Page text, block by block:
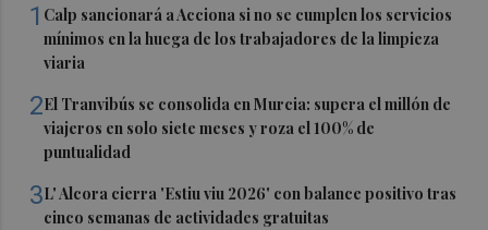
1 Calp sancionará a Acciona si no se cumplen los servicios
mínimos en la huega de los trabajadores de la limpieza
viaria
2El Tranvibús se consolida en Murcia: supera el millón de
viajeros en solo siete meses y roza el 100% de
puntualidad
3L' Alcora cierra 'Estiu viu 2026' con balance positivo tras
cinco semanas de actividades gratuitas